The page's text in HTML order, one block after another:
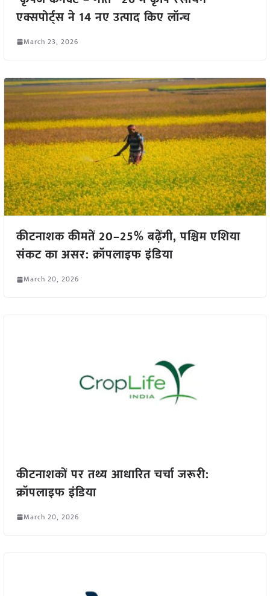
एक्सपोर्ट्स ने 14 नए उत्पाद किए लॉन्च
March 23, 2026
कीटनाशक कीमतें 20–25% बढ़ेंगी, पश्चिम एशिया
संकट का असर: क्रॉपलाइफ इंडिया
March 20, 2026
कीटनाशकों पर तथ्य आधारित चर्चा जरूरी:
क्रॉपलाइफ इंडिया
March 20, 2026